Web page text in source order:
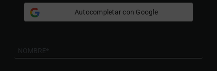
Autocompletar con Google